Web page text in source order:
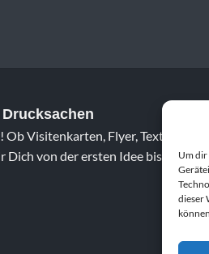
Um dir
dieser
Visitenkarten, Flyer, Textildruck
von der ersten Idee bis zum